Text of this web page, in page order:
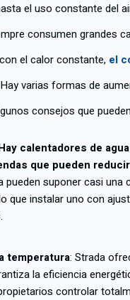
el uso constante del
consumen grandes
el calor constante, el
varias formas de
consejos que
calentadores de
que pueden
pueden suponer casi una
que instalar uno con
temperatura: Strada
la eficiencia
controlar